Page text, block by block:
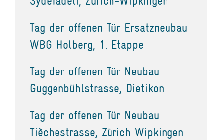
Tag der offenen Tür Ersatzneubau
WBG Holberg, 1. Etappe
Tag der offenen Tür Neubau
Guggenbühlstrasse, Dietikon
Tag der offenen Tür Neubau
Tièchestrasse, Zürich Wipkingen